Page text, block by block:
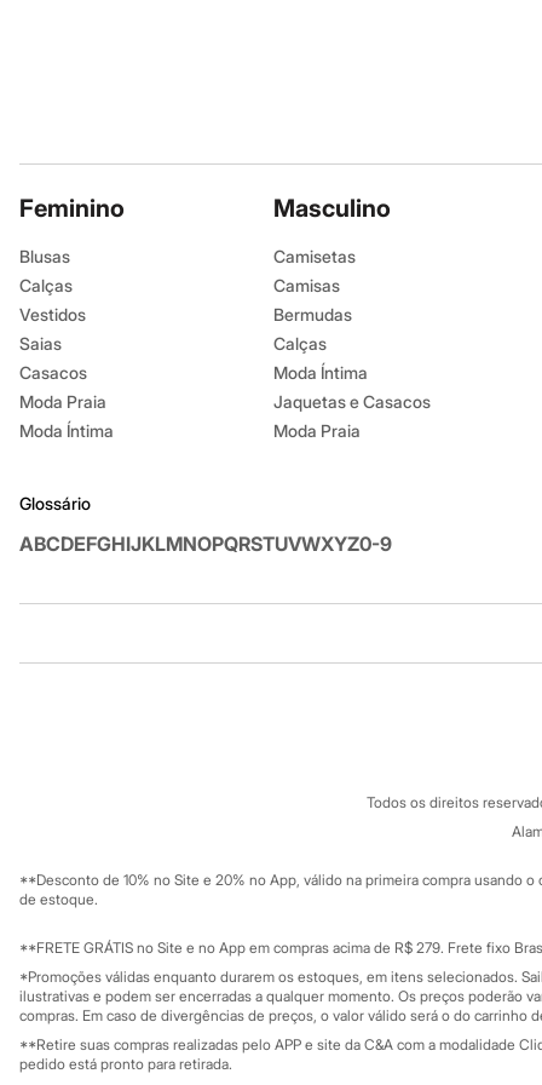
Baby Club
Fifteen
Miss Fifteen
Biquínis e Maiôs
Blusas de proteção
Sungas
Disney
Homem Aranha
Patrulha Canina
Beleza
Tratamento
Cuidados com o corpo
Hidratante
Protetor solar
Tratamento
Cuidados com o rosto
Esfoliante
Hidratante
Protetor solar
Tônicos
Feminino
Blusas
Calças
Vestidos
Saias
Casacos
Moda Praia
Moda Íntima
Masculino
Camisetas
Camisas
Bermudas
Calças
Moda Íntima
Jaquetas e Casacos
Moda Praia
Glossário
ABCDEFGHIJKLMNOPQRSTUVWXYZ0-9
Mapa do site
Investidores
Privacidade
Configuração de cookies
Minha privacidade
C&A Pay
Sobre o C&A
Governança
Educação
Todos os direitos
**Desconto de 10% no Site e 20% no App, válido na primeira compra usando
de estoque.
**FRETE GRÁTIS no Site e no App em compras acima de R$ 279. Frete fixo
*Promoções válidas enquanto durarem os estoques, em itens selecionados.
ilustrativas e podem ser encerradas a qualquer momento. Os preços poderão
compras. Em caso de divergências de preços, o valor válido será o do carrinho
**Retire suas compras realizadas pelo APP e site da C&A com a modalidade
pedido está pronto para retirada.